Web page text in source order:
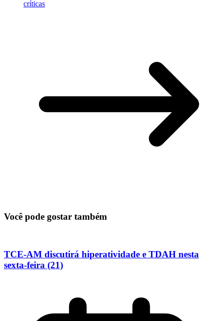
críticas
Você pode gostar também
TCE-AM discutirá hiperatividade e TDAH nesta
sexta-feira (21)